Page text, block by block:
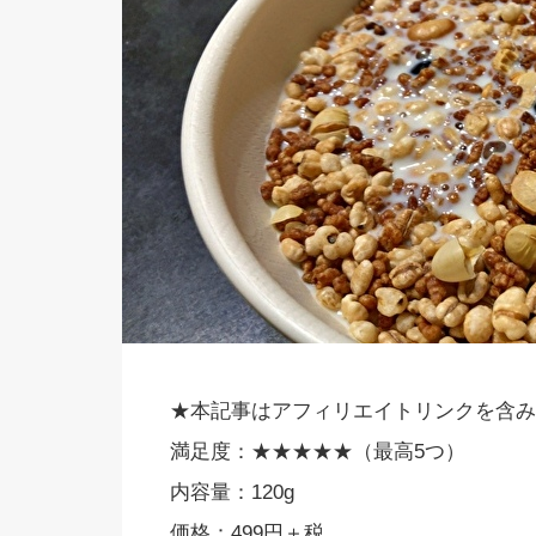
★本記事はアフィリエイトリンクを含
満足度：★★★★★（最高5つ）
内容量：120g